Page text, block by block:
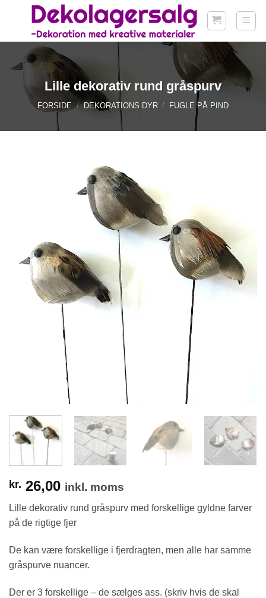
Lille dekorativ rund gråspurv
FORSIDE / DEKORATIONS DYR / FUGLE PÅ PIND
kr. 26,00 inkl. moms
Lille dekorativ rund gråspurv med forskellige gyldne farver
på de rigtige fjer
De kan være forskellige i fjerdragten, men alle har samme
gråspurve nuancer.
Der er 3 forskellige – de sælges ass. (skriv hvis de skal